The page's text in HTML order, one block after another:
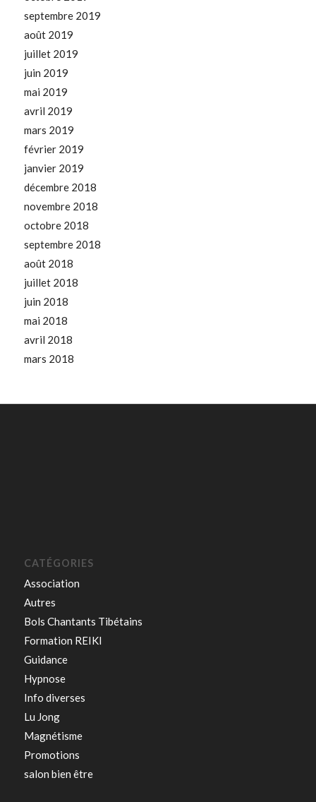
septembre 2019
août 2019
juillet 2019
juin 2019
mai 2019
avril 2019
mars 2019
février 2019
janvier 2019
décembre 2018
novembre 2018
octobre 2018
septembre 2018
août 2018
juillet 2018
juin 2018
mai 2018
avril 2018
mars 2018
CATÉGORIES
Association
Autres
Bols Chantants Tibétains
Formation REIKI
Guidance
Hypnose
Info diverses
Lu Jong
Magnétisme
Promotions
salon bien être